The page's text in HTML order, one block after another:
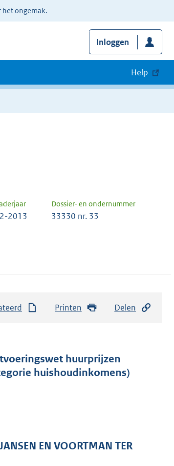
het ongemak.
Inloggen
Help
Dossier- en ondernummer
2013 33330 nr. 33
Printen Delen
huurprijzen
huishoudinkomens)
EN VOORTMAN TER